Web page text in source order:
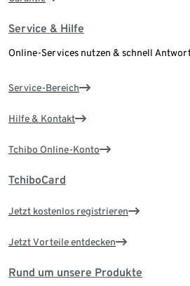
Service & Hilfe
Online-Services nutzen & schnell
Service-Bereich
Hilfe & Kontakt
Tchibo Online-Konto
TchiboCard
Jetzt kostenlos registrieren
Jetzt Vorteile entdecken
Rund um unsere Produkte